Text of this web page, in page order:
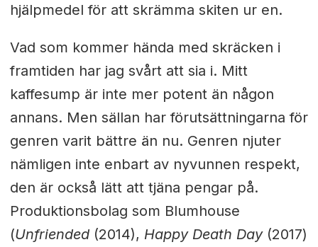
hjälpmedel för att skrämma skiten ur en.
Vad som kommer hända med skräcken i
framtiden har jag svårt att sia i. Mitt
kaffesump är inte mer potent än någon
annans. Men sällan har förutsättningarna för
genren varit bättre än nu. Genren njuter
nämligen inte enbart av nyvunnen respekt,
den är också lätt att tjäna pengar på.
Produktionsbolag som Blumhouse
(Unfriended (2014), Happy Death Day(2017)